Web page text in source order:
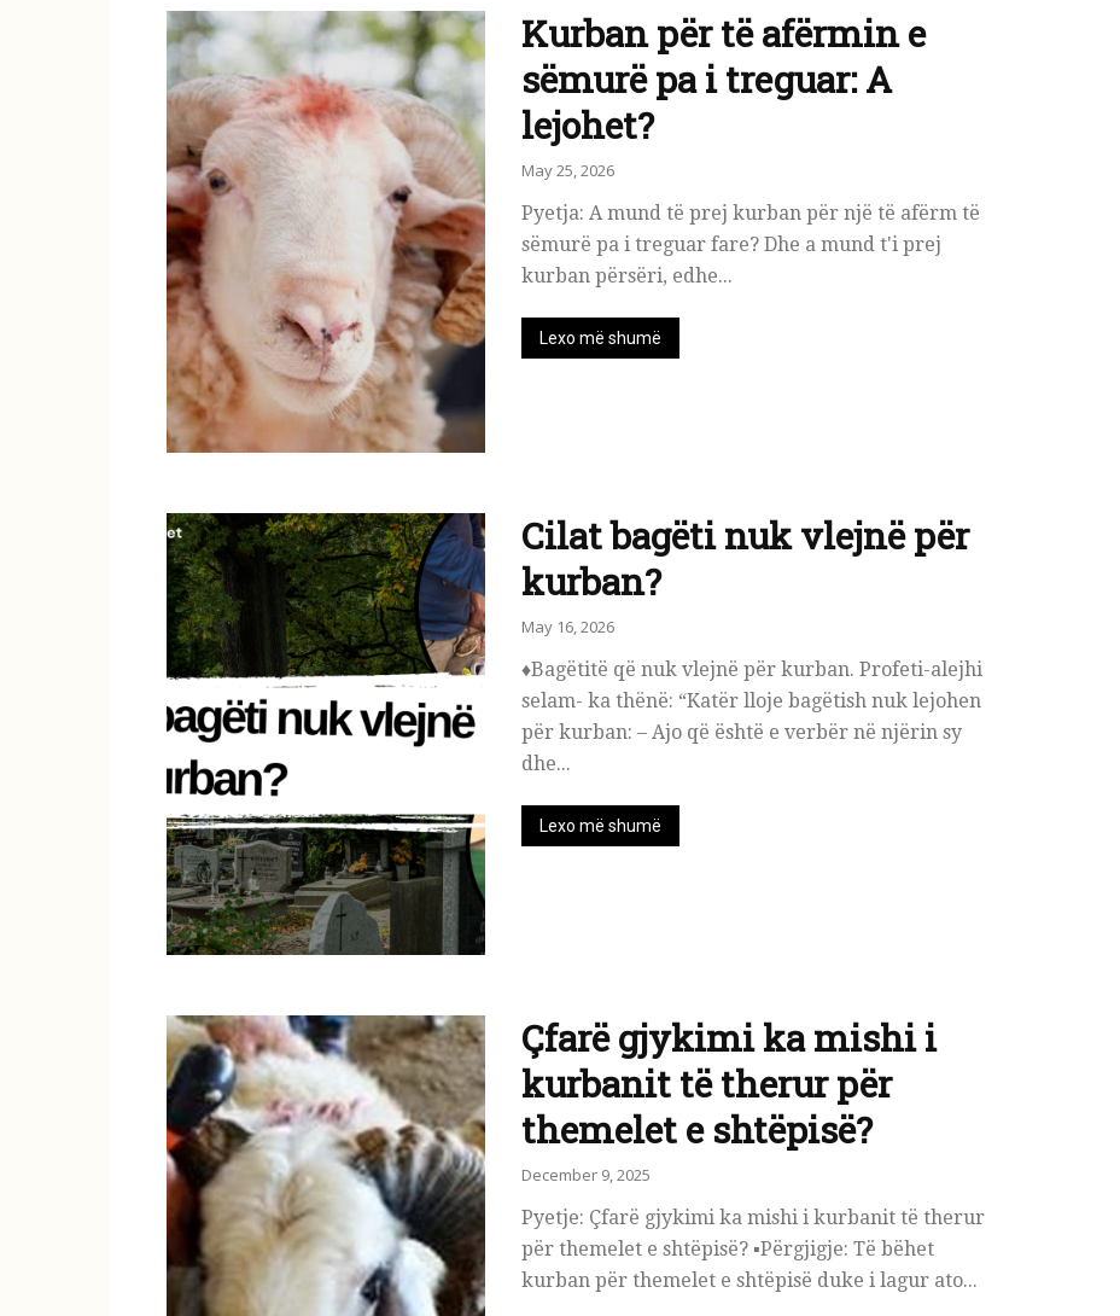
Kurban për të afërmin e
sëmurë pa i treguar: A
lejohet?
May 25, 2026
Pyetja: A mund të prej kurban për një të afërm të
sëmurë pa i treguar fare? Dhe a mund t'i prej
kurban përsëri, edhe...
Lexo më shumë
Cilat bagëti nuk vlejnë për
kurban?
May 16, 2026
♦️Bagëtitë që nuk vlejnë për kurban. Profeti-alejhi
selam- ka thënë: “Katër lloje bagëtish nuk lejohen
për kurban: – Ajo që është e verbër në njërin sy
dhe...
Lexo më shumë
Çfarë gjykimi ka mishi i
kurbanit të therur për
themelet e shtëpisë?
December 9, 2025
Pyetje: Çfarë gjykimi ka mishi i kurbanit të therur
për themelet e shtëpisë? ▪️Përgjigje: Të bëhet
kurban për themelet e shtëpisë duke i lagur ato...